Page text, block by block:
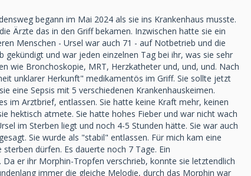
begann im Mai 2024 als sie ins Krankenhaus musste.
Ärzte das in den Griff bekamen. Inzwischen hatte sie ein
Menschen - Ursel war auch 71 - auf Notbetrieb und die
und war jeden einzelnen Tag bei ihr, was sie sehr
wie Bronchoskopie, MRT, Herzkatheter und, und, und. Nach
unklarer Herkunft" medikamentös im Griff. Sie sollte jetzt
eine Sepsis mit 5 verschiedenen Krankenhauskeimen.
im Arztbrief, entlassen. Sie hatte keine Kraft mehr, keinen
hektisch atmete. Sie hatte hohes Fieber und war nicht wach
im Sterben liegt und noch 4-5 Stunden hätte. Sie war auch
Sie wurde als "stabil" entlassen. Für mich kam eine
dürfen. Es dauerte noch 7 Tage. Ein
er ihr Morphin-Tropfen verschrieb, konnte sie letztendlich
immer die gleiche Melodie, durch das Morphin war